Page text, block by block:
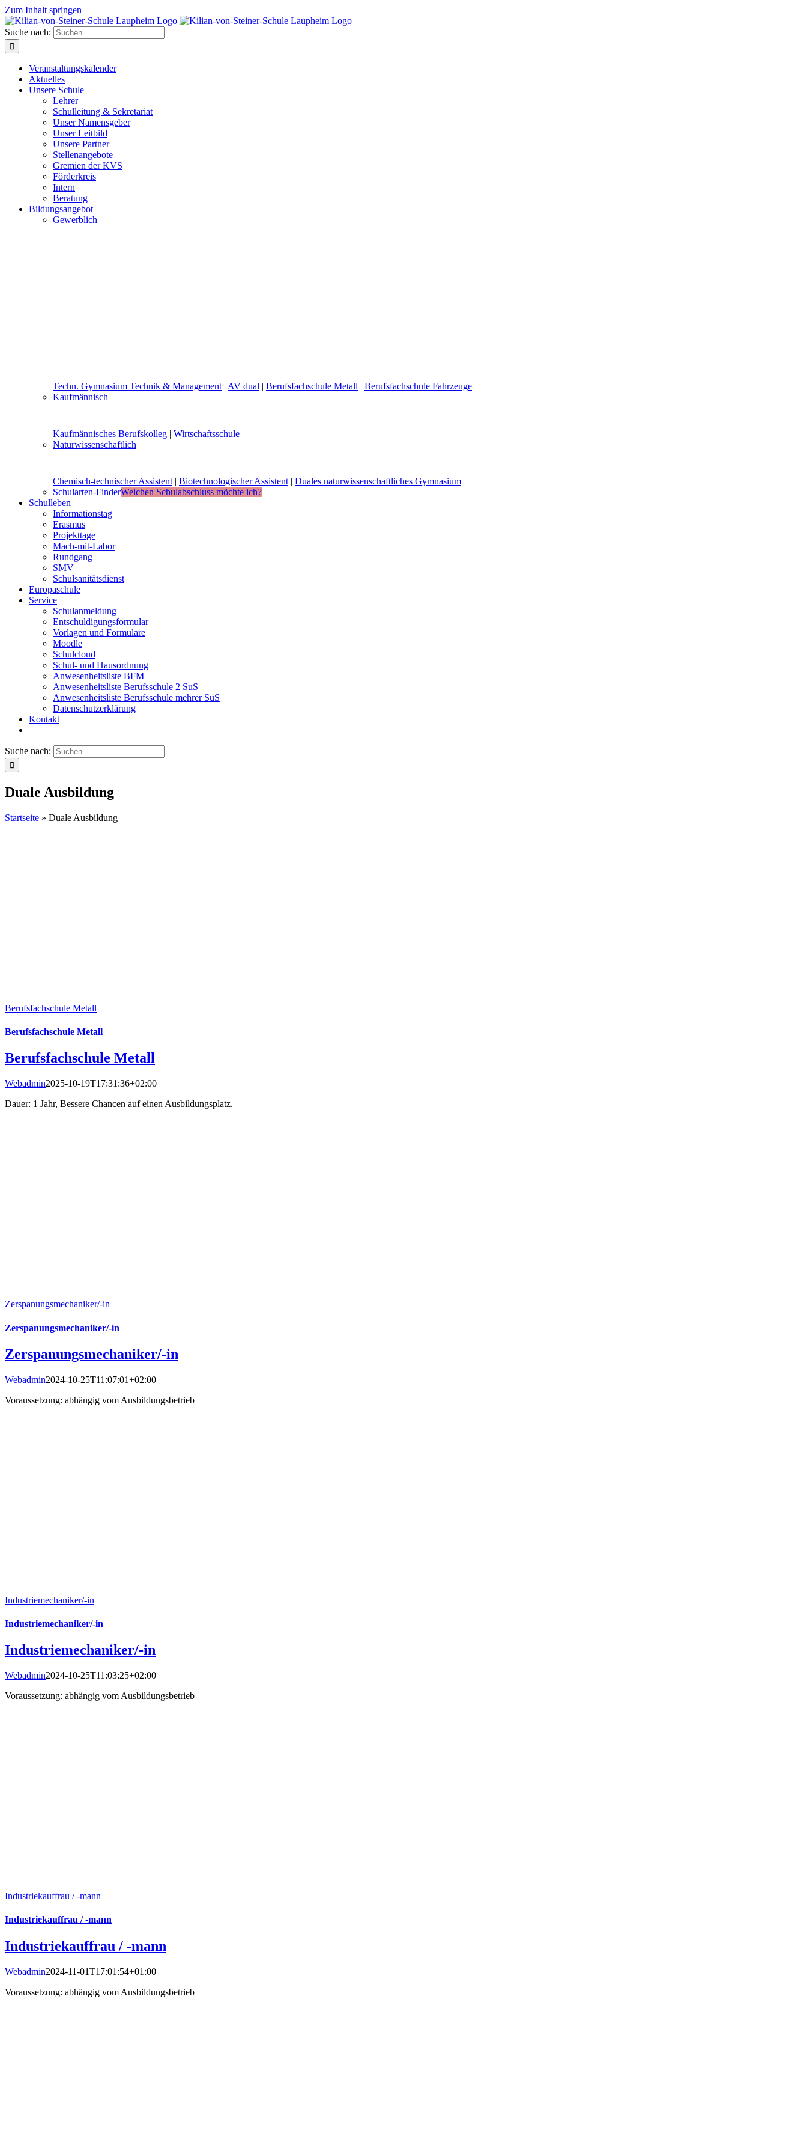
Zum Inhalt springen
Suche nach:
Veranstaltungskalender
Aktuelles
Unsere Schule
Lehrer
Schulleitung & Sekretariat
Unser Namensgeber
Unser Leitbild
Unsere Partner
Stellenangebote
Gremien der KVS
Förderkreis
Intern
Beratung
Bildungsangebot
Gewerblich
Techn. Gymnasium Technik & Management | AV dual | Berufsfachschule Metall | Berufsfachschule Fahrzeuge
Kaufmännisch
Kaufmännisches Berufskolleg | Wirtschaftsschule
Naturwissenschaftlich
Chemisch-technischer Assistent | Biotechnologischer Assistent | Duales naturwissenschaftliches Gymnasium
Schularten-FinderWelchen Schulabschluss möchte ich?
Schulleben
Informationstag
Erasmus
Projekttage
Mach-mit-Labor
Rundgang
SMV
Schulsanitätsdienst
Europaschule
Service
Schulanmeldung
Entschuldigungsformular
Vorlagen und Formulare
Moodle
Schulcloud
Schul- und Hausordnung
Anwesenheitsliste BFM
Anwesenheitsliste Berufsschule 2 SuS
Anwesenheitsliste Berufsschule mehrer SuS
Datenschutzerklärung
Kontakt
Suche nach:
Duale Ausbildung
Startseite » Duale Ausbildung
Berufsfachschule Metall
Berufsfachschule Metall
Berufsfachschule Metall
Webadmin2025-10-19T17:31:36+02:00
Dauer: 1 Jahr, Bessere Chancen auf einen Ausbildungsplatz.
Zerspanungsmechaniker/-in
Zerspanungsmechaniker/-in
Zerspanungsmechaniker/-in
Webadmin2024-10-25T11:07:01+02:00
Voraussetzung: abhängig vom Ausbildungsbetrieb
Industriemechaniker/-in
Industriemechaniker/-in
Industriemechaniker/-in
Webadmin2024-10-25T11:03:25+02:00
Voraussetzung: abhängig vom Ausbildungsbetrieb
Industriekauffrau / -mann
Industriekauffrau / -mann
Industriekauffrau / -mann
Webadmin2024-11-01T17:01:54+01:00
Voraussetzung: abhängig vom Ausbildungsbetrieb